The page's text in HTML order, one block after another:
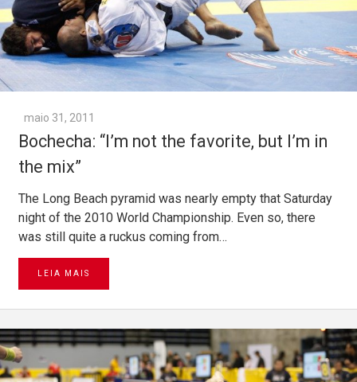
maio 31, 2011
Bochecha: “I’m not the favorite, but I’m in
the mix”
The Long Beach pyramid was nearly empty that Saturday
night of the 2010 World Championship. Even so, there
was still quite a ruckus coming from…
LEIA MAIS